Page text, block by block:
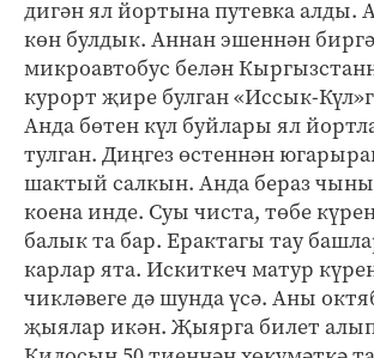
дигән ял йортына путевка алды.
көн булдык. Аннан эшеннән
микроавтобус белән
курорт җире булган «Иссык-
Анда бөтен күл буйлары ял
тулган. Диңгез өстеннән
шактый салкын. Анда бераз
коена инде. Суы чиста, төбе
балык та бар. Ерактагы тау
карлар ята. Искиткеч матур
чикләвеге дә шунда үсә. Аны
җыялар икән. Җыярга билет